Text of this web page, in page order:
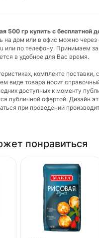
500 гр купить с бесплатной
на дом или в офис можно через
или по телефону. Принимаем
в удобное для Вас время.
комплекте поставки,
виде товара носит
доступных к моменту
публичной офертой. Дизайн
при проведении
понравиться